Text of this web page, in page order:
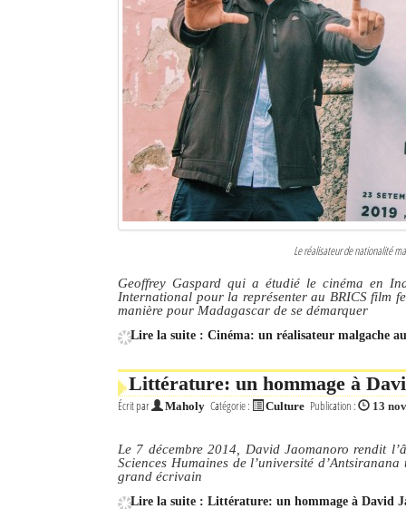
L'actualité du tourisme
Diego Suarez Pratique
Les Petites Annonces
La Tribune de Diego en PDF
Le réalisateur de nationalité
Geoffrey Gaspard qui a étudié le cinéma en
International pour la représenter au BRICS film
manière pour Madagascar de se démarquer
Lire la suite : Cinéma: un réalisateur malgache
Littérature: un hommage à
Écrit par Maholy Catégorie : Culture Publication : 13
Le 7 décembre 2014, David Jaomanoro rendit
Sciences Humaines de l’université
grand écrivain
Lire la suite : Littérature: un hommage à David